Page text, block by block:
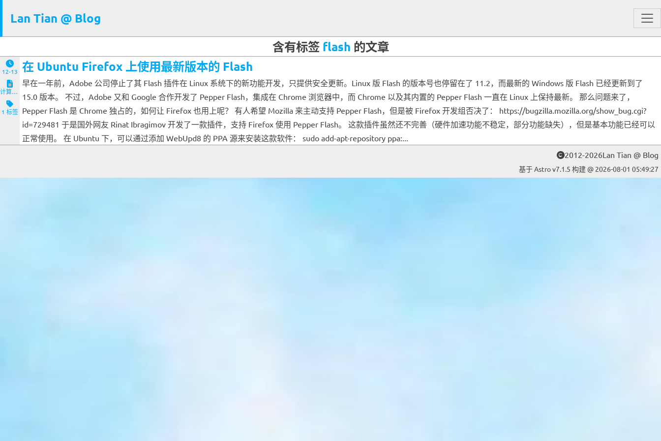
Lan Tian @ Blog
含有标签 flash 的文章
12-13
计算机与客户端
1 标签
在 Ubuntu Firefox 上使用最新版本的 Flash
早在一年前，Adobe 公司停止了其 Flash 插件在 Linux 系统下的新功能开发，只提供安全更新。Linux 版 Flash 的版本号也停留在了 11.2，而最新的 Windows 版 Flash 已经更新到了
15.0 版本。 不过，Adobe 又和 Google 合作开发了 Pepper Flash，集成在 Chrome 浏览器中，而 Chrome 以及其内置的 Pepper Flash 一直在 Linux 上保持最新。 那么问题来了，
Pepper Flash 是 Chrome 独占的，如何让 Firefox 也用上呢？ 有人希望 Mozilla 来主动支持 Pepper Flash，但是被 Firefox 开发组否决了： https://bugzilla.mozilla.org/show_bug.cgi?
id=729481 于是国外网友 Rinat Ibragimov 开发了一款插件，支持 Firefox 使用 Pepper Flash。 这款插件虽然还不完善（硬件加速功能不稳定，部分功能缺失），但是基本功能已经可以
正常使用。 在 Ubuntu 下，可以通过添加 WebUpd8 的 PPA 源来安装这款软件： sudo add-apt-repository ppa:...
2012-2026Lan Tian @ Blog
基于 Astro v7.1.5 构建 @ 2026-08-01 05:49:27